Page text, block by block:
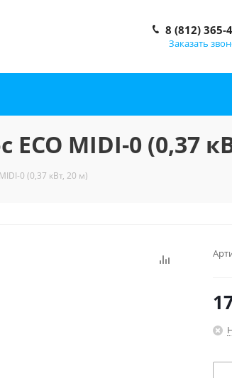
8 (812) 365-
Заказать
MIDI-0 (0,37
0 (0,37 кВт, 20 м)